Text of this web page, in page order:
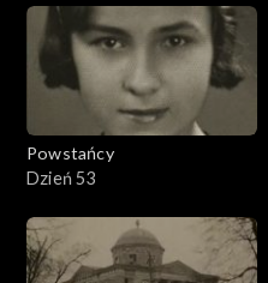
Powstańcy
Dzień 53